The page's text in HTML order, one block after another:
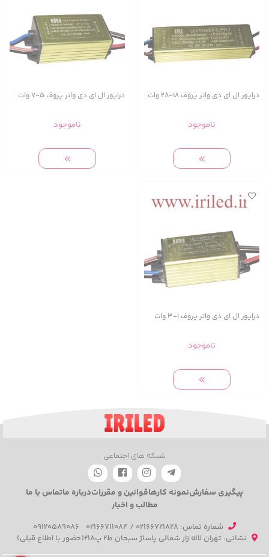
درایور ال ای دی واتر پروف 18-28 وات
ناموجود
درایور ال ای دی واتر پروف 5-7 وات
ناموجود
درایور ال ای دی واتر پروف 1-3 وات
ناموجود
شبکه های اجتماعی
پیگیری سفارشنمونه کارهاقوانین و مقرراتدرباره ماتماس با ما
مطالب و اخبار
شماره تماس‌: 02166721828 / 02166711084
09120589086
نشانی: تهران لاله زار شمالی پاساژ سبحان ط2 پ218(حضور با اطلاع قبلی)